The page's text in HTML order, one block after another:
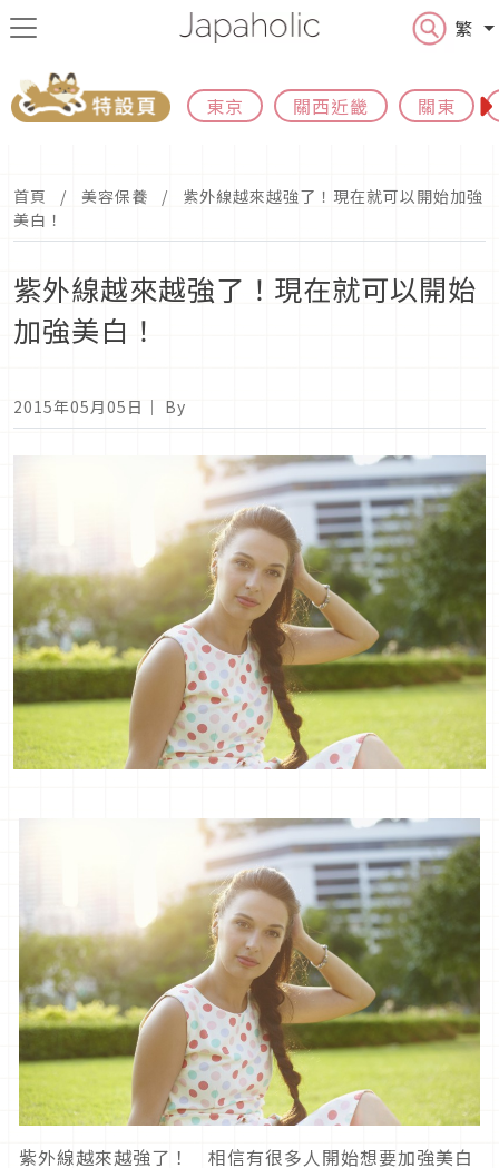
繁
東京 關西近畿 關東
首頁 美容保養
紫外線越來越強了！現在就可以開始加強
美白！
紫外線越來越強了！現在就可以開始
加強美白！
2015年05月05日 ｜ By
紫外線越來越強了！ 相信有很多人開始想要加強美白